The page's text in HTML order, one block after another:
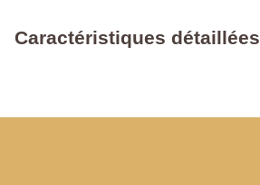
Caractéristiques détaillées